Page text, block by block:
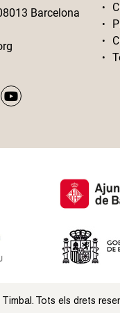
Barcelona
Tots els drets